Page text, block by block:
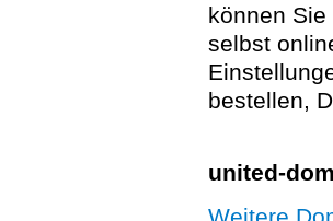
können
selbst
bestellen,
united-